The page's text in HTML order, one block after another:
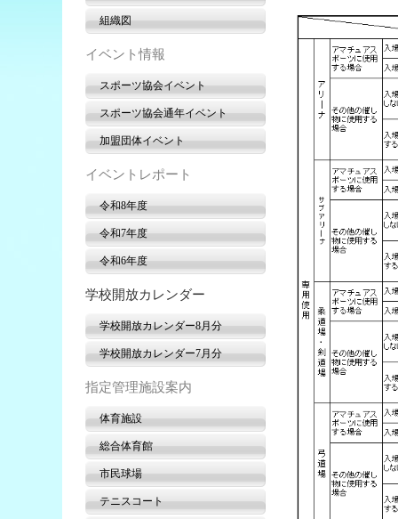
組織図
イベント情報
スポーツ協会イベント
スポーツ協会通年イベント
加盟団体イベント
イベントレポート
令和8年度
令和7年度
令和6年度
学校開放カレンダー
学校開放カレンダー8月分
学校開放カレンダー7月分
指定管理施設案内
体育施設
総合体育館
市民球場
テニスコート